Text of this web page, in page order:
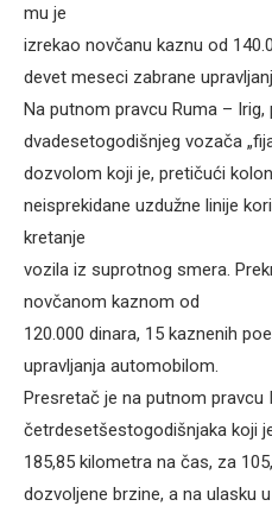
mu je
izrekao novčanu kaznu od
devet meseci zabrane
Na putnom pravcu Ruma –
dvadesetogodišnjeg vozača
dozvolom koji je, pretičući
neisprekidane uzdužne linije
kretanje
vozila iz suprotnog smera.
novčanom kaznom od
120.000 dinara, 15 kaznenih
upravljanja automobilom.
Presretač je na putnom pravcu
četrdesetšestogodišnjaka koji
185,85 kilometra na čas, za
dozvoljene brzine, a na ulasku